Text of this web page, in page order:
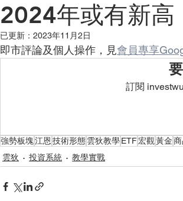
2024年或有新高
已更新： 2023年11月2日
即市評論及個人操作，見會員專享
訂閱
強勢板塊江恩 技術形態雲狄教學ETF宏觀黃金
雲狄
投資系統 教學實戰